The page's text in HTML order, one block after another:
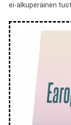
ei-alkuperäinen